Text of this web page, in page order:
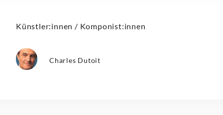
Künstler:innen / Komponist:innen
Charles Dutoit